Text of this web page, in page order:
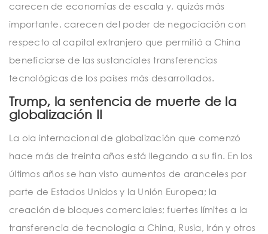
carecen de economías de escala y, quizás más
importante, carecen del poder de negociación con
respecto al capital extranjero que permitió a China
beneficiarse de las sustanciales transferencias
tecnológicas de los países más desarrollados.
Trump, la sentencia de muerte de la
globalización II
La ola internacional de globalización que comenzó
hace más de treinta años está llegando a su fin. En los
últimos años se han visto aumentos de aranceles por
parte de Estados Unidos y la Unión Europea; la
creación de bloques comerciales; fuertes límites a la
transferencia de tecnología a China, Rusia, Irán y otros